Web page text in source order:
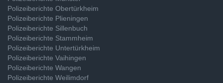
Polizeiberichte Obertürkheim
Polizeiberichte Plieningen
Polizeiberichte Sillenbuch
Polizeiberichte Stammheim
Polizeiberichte Untertürkheim
Polizeiberichte Vaihingen
Polizeiberichte Wangen
Polizeiberichte Weilimdorf